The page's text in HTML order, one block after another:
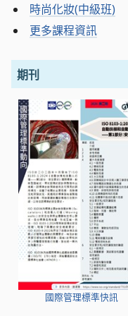
時尚化妝(中級班)
更多課程資訊
期刊
國際管理標準快訊